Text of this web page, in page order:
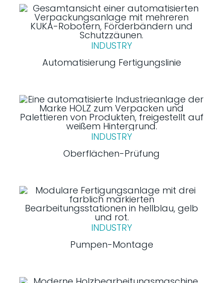
INDUSTRY
Automatisierung Fertigungslinie
INDUSTRY
Oberflächen-Prüfung
INDUSTRY
Pumpen-Montage